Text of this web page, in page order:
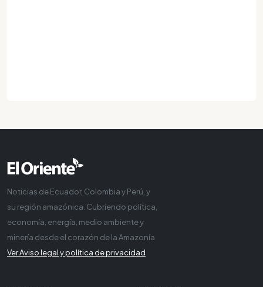
Noticias de Ecuador, Colombia y Perú, y
su región amazónica. Cubriendo política,
economía, energía, medio ambiente y
minería desde el corazón de la Amazonía
Ver Aviso legal y política de privacidad